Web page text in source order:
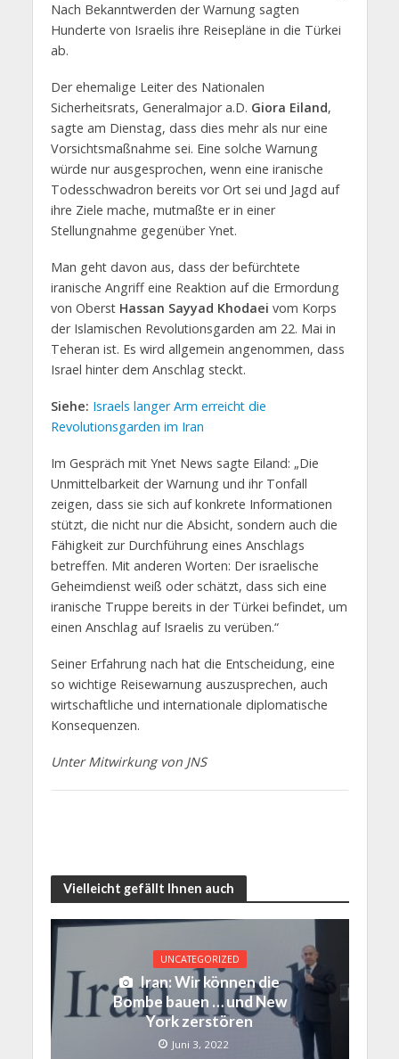
Nach Bekanntwerden der Warnung sagten
Hunderte von Israelis ihre Reisepläne in die Türkei
ab.
Der ehemalige Leiter des Nationalen
Sicherheitsrats, Generalmajor a.D. Giora Eiland,
sagte am Dienstag, dass dies mehr als nur eine
Vorsichtsmaßnahme sei. Eine solche Warnung
würde nur ausgesprochen, wenn eine iranische
Todesschwadron bereits vor Ort sei und Jagd auf
ihre Ziele mache, mutmaßte er in einer
Stellungnahme gegenüber Ynet.
Man geht davon aus, dass der befürchtete
iranische Angriff eine Reaktion auf die Ermordung
von Oberst Hassan Sayyad Khodaei vom Korps
der Islamischen Revolutionsgarden am 22. Mai in
Teheran ist. Es wird allgemein angenommen, dass
Israel hinter dem Anschlag steckt.
Siehe: Israels langer Arm erreicht die
Revolutionsgarden im Iran
Im Gespräch mit Ynet News sagte Eiland: „Die
Unmittelbarkeit der Warnung und ihr Tonfall
zeigen, dass sie sich auf konkrete Informationen
stützt, die nicht nur die Absicht, sondern auch die
Fähigkeit zur Durchführung eines Anschlags
betreffen. Mit anderen Worten: Der israelische
Geheimdienst weiß oder schätzt, dass sich eine
iranische Truppe bereits in der Türkei befindet, um
einen Anschlag auf Israelis zu verüben.“
Seiner Erfahrung nach hat die Entscheidung, eine
so wichtige Reisewarnung auszusprechen, auch
wirtschaftliche und internationale diplomatische
Konsequenzen.
Unter Mitwirkung von JNS
Vielleicht gefällt Ihnen auch
UNCATEGORIZED
Iran: Wir können die
Bombe bauen … und New
York zerstören
Juni 3, 2022